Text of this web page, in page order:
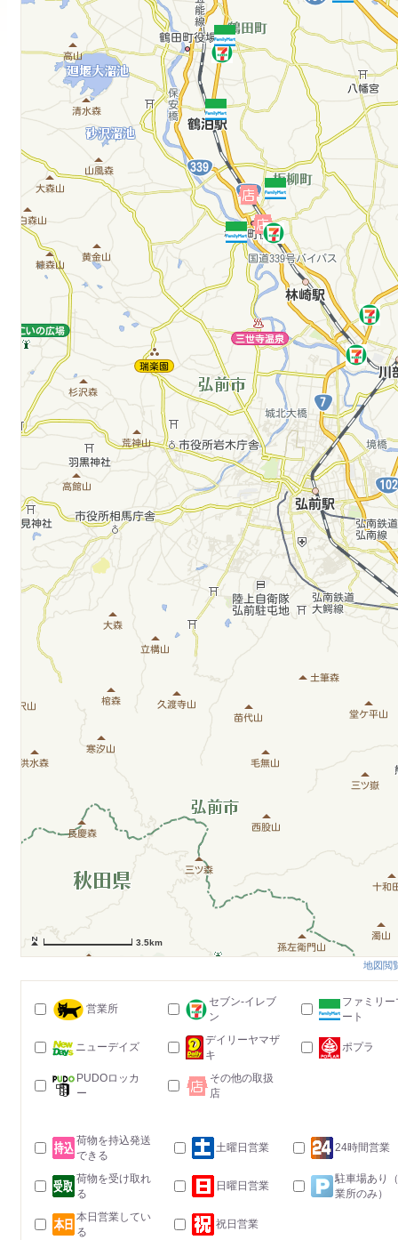
3.5km
地図閲
営業所
セブン-イレブ
ン
ファミリー
ート
ニューデイズ
デイリーヤマザ
キ
ポプラ
PUDOロッカ
ー
その他の取扱
店
荷物を持込発送
できる
土曜日営業 24時間営業
荷物を受け取れ
る
日曜日営業
駐車場あり
業所のみ）
本日営業してい
る
祝日営業